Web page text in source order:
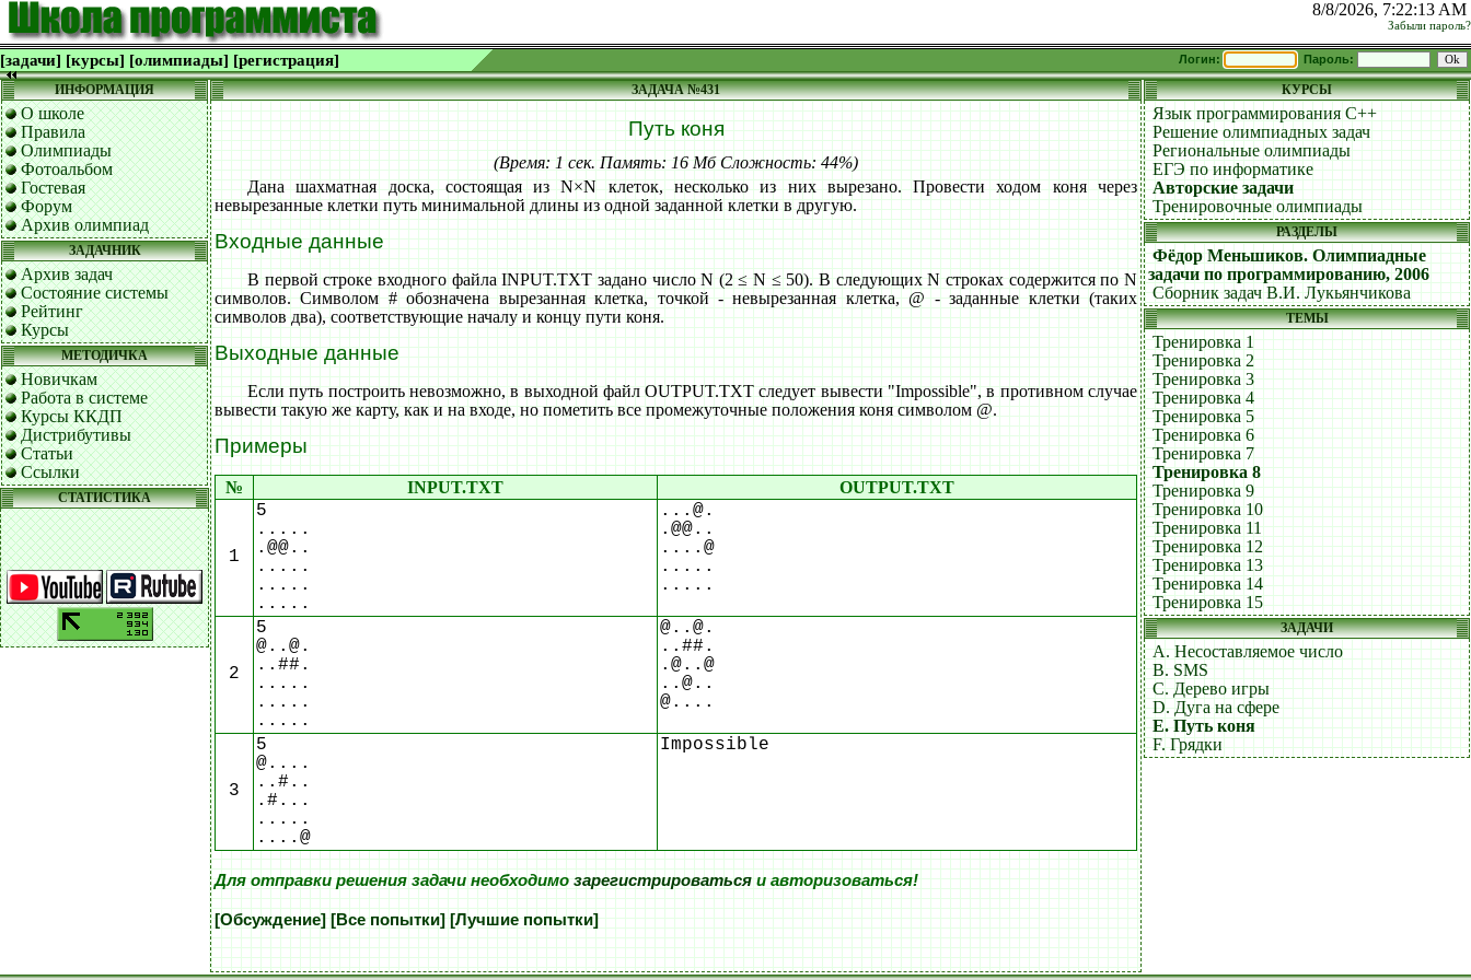
8/8/2026, 7:22:13 AM
Забыли пароль?
[задачи] [курсы] [олимпиады] [регистрация] Логин: Пароль:
ИНФОРМАЦИЯ
О школе
Правила
Олимпиады
Фотоальбом
Гостевая
Форум
Архив олимпиад
ЗАДАЧНИК
Архив задач
Состояние системы
Рейтинг
Курсы
МЕТОДИЧКА
Новичкам
Работа в системе
Курсы ККДП
Дистрибутивы
Статьи
Ссылки
СТАТИСТИКА
ЗАДАЧА №431
Путь коня
(Время: 1 сек. Память: 16 Мб Сложность: 44%)
Дана шахматная доска, состоящая из N×N клеток, несколько из них вырезано. Провести ходом коня через
невырезанные клетки путь минимальной длины из одной заданной клетки в другую.
Входные данные
В первой строке входного файла INPUT.TXT задано число N (2 ≤ N ≤ 50). В следующих N строках содержится по N
символов. Символом # обозначена вырезанная клетка, точкой - невырезанная клетка, @ - заданные клетки (таких
символов два), соответствующие началу и концу пути коня.
Выходные данные
Если путь построить невозможно, в выходной файл OUTPUT.TXT следует вывести "Impossible", в противном случае
вывести такую же карту, как и на входе, но пометить все промежуточные положения коня символом @.
Примеры
№ INPUT.TXT OUTPUT.TXT
1
5
.....
.@@..
.....
.....
.....
...@.
.@@..
....@
.....
.....
2
5
@..@.
..##.
.....
.....
.....
@..@.
..##.
.@..@
..@..
@....
3
5
@....
..#..
.#...
.....
....@
Impossible
Для отправки решения задачи необходимозарегистрироватьсяи авторизоваться!
[Обсуждение] [Все попытки] [Лучшие попытки]
КУРСЫ
Язык программирования C++
Решение олимпиадных задач
Региональные олимпиады
ЕГЭ по информатике
Авторские задачи
Тренировочные олимпиады
РАЗДЕЛЫ
Фёдор Меньшиков. Олимпиадные
задачи по программированию, 2006
Сборник задач В.И. Лукьянчикова
ТЕМЫ
Тренировка 1
Тренировка 2
Тренировка 3
Тренировка 4
Тренировка 5
Тренировка 6
Тренировка 7
Тренировка 8
Тренировка 9
Тренировка 10
Тренировка 11
Тренировка 12
Тренировка 13
Тренировка 14
Тренировка 15
ЗАДАЧИ
A. Несоставляемое число
B. SMS
C. Дерево игры
D. Дуга на сфере
E. Путь коня
F. Грядки